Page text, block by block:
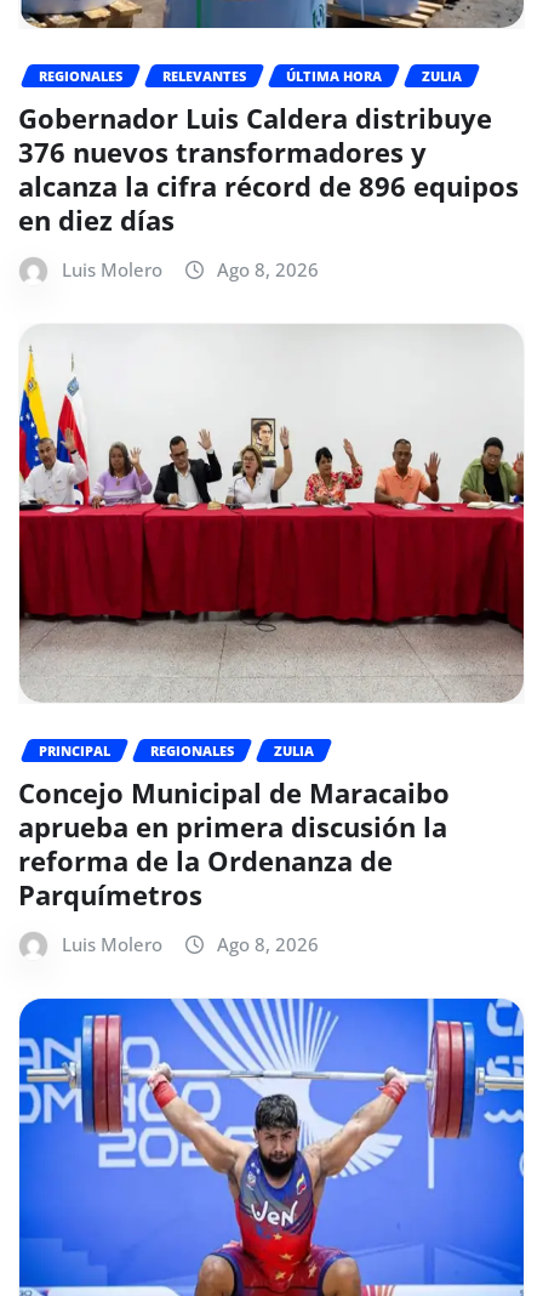
REGIONALES RELEVANTES ÚLTIMA HORA ZULIA
Gobernador Luis Caldera distribuye
376 nuevos transformadores y
alcanza la cifra récord de 896 equipos
en diez días
Luis Molero Ago 8, 2026
PRINCIPAL REGIONALES ZULIA
Concejo Municipal de Maracaibo
aprueba en primera discusión la
reforma de la Ordenanza de
Parquímetros
Luis Molero Ago 8, 2026